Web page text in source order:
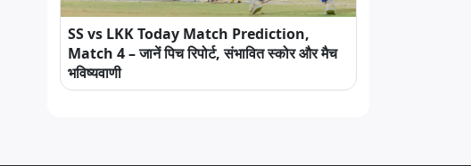
SS vs LKK Today Match Prediction,
Match 4 – जानें पिच रिपोर्ट, संभावित स्कोर और मैच
भविष्यवाणी